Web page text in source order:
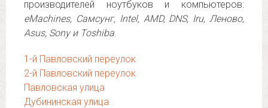
производителей ноутбуков и компьютеров:
eMachines, Самсунг, Intel, AMD, DNS, Iru, Леново,
Asus, Sony и Toshiba.
1-й Павловский переулок
2-й Павловский переулок
Павловская улица
Дубининская улица